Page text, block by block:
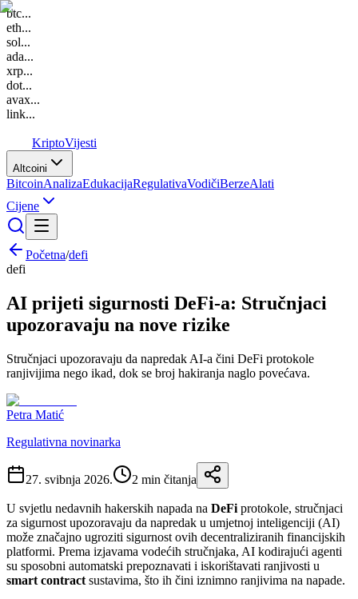
btc...
eth...
sol...
ada...
xrp...
dot...
avax...
link...
KriptoVijesti
Altcoini
BitcoinAnalizaEdukacijaRegulativaVodičiBerzeAlati
Cijene
Početna/defi
defi
AI prijeti sigurnosti DeFi-a: Stručnjaci
upozoravaju na nove rizike
Stručnjaci upozoravaju da napredak AI-a čini DeFi protokole
ranjivijima nego ikad, dok se broj hakiranja naglo povećava.
Petra Matić
Regulativna novinarka
27. svibnja 2026. 2 min čitanja
U svjetlu nedavnih hakerskih napada na DeFi protokole, stručnjaci
za sigurnost upozoravaju da napredak u umjetnoj inteligenciji (AI)
može značajno ugroziti sigurnost ovih decentraliziranih financijskih
platformi. Prema izjavama vodećih stručnjaka, AI kodirajući agenti
su sposobni automatski prepoznavati i iskorištavati ranjivosti u
smart contract sustavima, što ih čini iznimno ranjivima na napade.